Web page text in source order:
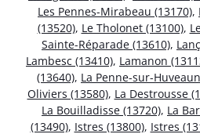
Les Pennes-Mirabeau (13170),
(13520), Le Tholonet (13100),
Sainte-Réparade (13610),
Lambesc (13410), Lamanon
(13640), La Penne-sur-
Oliviers (13580), La Destrousse
La Bouilladisse (13720), La
(13490), Istres (13800), Istres